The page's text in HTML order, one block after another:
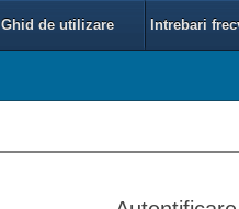
Ghid de utilizare Intrebari